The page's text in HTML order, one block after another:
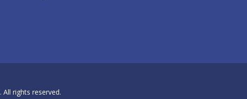
. All rights reserved.